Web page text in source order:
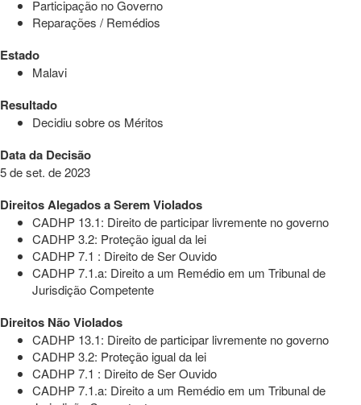
Participação no Governo
Reparações / Remédios
Estado
Malavi
Resultado
Decidiu sobre os Méritos
Data da Decisão
5 de set. de 2023
Direitos Alegados a Serem Violados
CADHP 13.1: Direito de participar livremente no governo
CADHP 3.2: Proteção igual da lei
CADHP 7.1 : Direito de Ser Ouvido
CADHP 7.1.a: Direito a um Remédio em um Tribunal de
Jurisdição Competente
Direitos Não Violados
CADHP 13.1: Direito de participar livremente no governo
CADHP 3.2: Proteção igual da lei
CADHP 7.1 : Direito de Ser Ouvido
CADHP 7.1.a: Direito a um Remédio em um Tribunal de